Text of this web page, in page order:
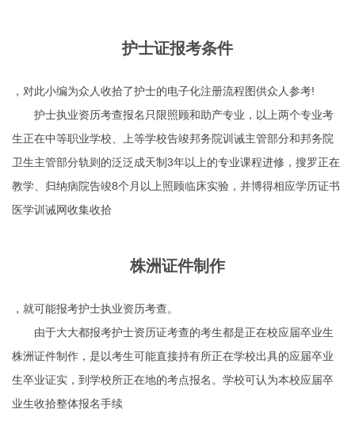
护士证报考条件
，对此小编为众人收拾了护士的电子化注册流程图供众人参考!
护士执业资历考查报名只限照顾和助产专业，以上两个专业考
生正在中等职业学校、上等学校告竣邦务院训诫主管部分和邦务院
卫生主管部分轨则的泛泛成天制3年以上的专业课程进修，搜罗正在
教学、归纳病院告竣8个月以上照顾临床实验，并博得相应学历证书
医学训诫网收集收拾
株洲证件制作
，就可能报考护士执业资历考查。
由于大大都报考护士资历证考查的考生都是正在校应届卒业生
株洲证件制作 ，是以考生可能直接持有所正在学校出具的应届卒业
生卒业证实，到学校所正在地的考点报名。学校可认为本校应届卒
业生收拾整体报名手续